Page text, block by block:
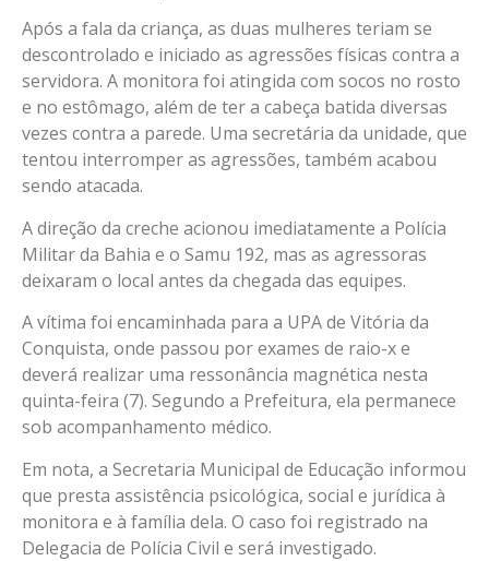
Após a fala da criança, as duas mulheres teriam se
descontrolado e iniciado as agressões físicas contra a
servidora. A monitora foi atingida com socos no rosto
e no estômago, além de ter a cabeça batida diversas
vezes contra a parede. Uma secretária da unidade, que
tentou interromper as agressões, também acabou
sendo atacada.
A direção da creche acionou imediatamente a Polícia
Militar da Bahia e o Samu 192, mas as agressoras
deixaram o local antes da chegada das equipes.
A vítima foi encaminhada para a UPA de Vitória da
Conquista, onde passou por exames de raio-x e
deverá realizar uma ressonância magnética nesta
quinta-feira (7). Segundo a Prefeitura, ela permanece
sob acompanhamento médico.
Em nota, a Secretaria Municipal de Educação informou
que presta assistência psicológica, social e jurídica à
monitora e à família dela. O caso foi registrado na
Delegacia de Polícia Civil e será investigado.